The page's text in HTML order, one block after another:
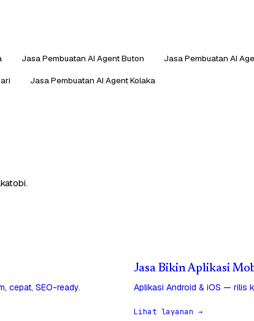
Jasa Pembuatan AI Agent Buton Jasa Pembuatan AI
Jasa Pembuatan AI Agent Kolaka
cepat, SEO-ready.
Jasa Bikin Aplikasi
Aplikasi Android & iOS — rilis
Lihat layanan →